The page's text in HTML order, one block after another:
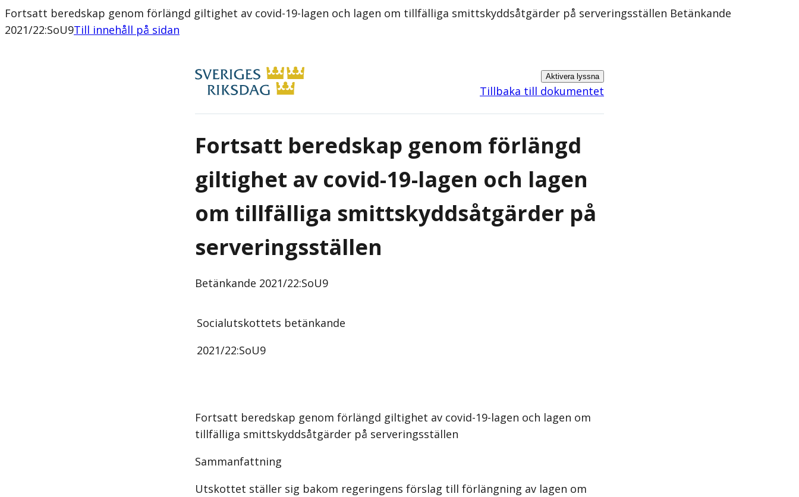
Fortsatt beredskap genom förlängd giltighet av covid-19-lagen och lagen om tillfälliga smittskyddsåtgärder på serveringsställen Betänkande
2021/22:SoU9Till innehåll på sidan
Aktivera lyssna
Tillbaka till dokumentet
Fortsatt beredskap genom förlängd
giltighet av covid-19-lagen och lagen
om tillfälliga smittskyddsåtgärder på
serveringsställen
Betänkande 2021/22:SoU9
Socialutskottets betänkande
2021/22:SoU9
Fortsatt beredskap genom förlängd giltighet av covid-19-lagen och lagen om
tillfälliga smittskyddsåtgärder på serveringsställen
Sammanfattning
Utskottet ställer sig bakom regeringens förslag till förlängning av lagen om